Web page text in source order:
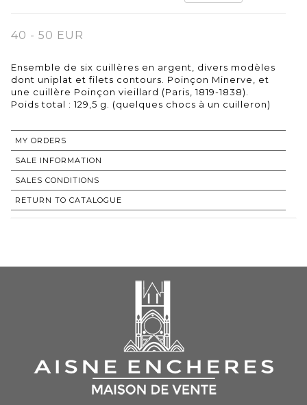
40 - 50 EUR
Ensemble de six cuillères en argent, divers modèles
dont uniplat et filets contours. Poinçon Minerve, et
une cuillère Poinçon vieillard (Paris, 1819-1838).
Poids total : 129,5 g. (quelques chocs à un cuilleron)
MY ORDERS
SALE INFORMATION
SALES CONDITIONS
RETURN TO CATALOGUE